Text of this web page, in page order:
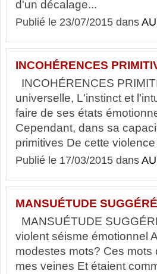
d'un décalage...
Publié le 23/07/2015 dans
INCOHÉRENCES
INCOHÉRENCES
universelle, L'instinct et
faire de ses états
Cependant, dans sa
primitives De cette
Publié le 17/03/2015 dans
MANSUÉTUDE
MANSUÉTUDE
violent séisme émotionnel
modestes mots? Ces mots
mes veines Et étaient